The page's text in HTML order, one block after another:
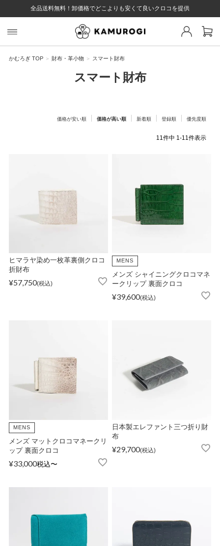
全品送料無料！卸価格でどこよりも安くて良いクロコを提供
ト 様
マイページ お気に入り カート
ッグ
布・革小物
ランド
OUTLET
ピックス
戻る
かむろぎ TOP 財布・革小物 スマート財布
スマート財布
価格が安い順 価格が高い順 新着順 登録順 優先度順
11件中 1-11件表示
ヒマラヤ染め一枚革裏側クロコ
折財布
¥57,750 税込
MENS
メンズ シャイニングクロコマネ
ークリップ 裏面クロコ
¥39,600 税込
MENS
メンズ マットクロコマネークリ
ップ 裏面クロコ
¥33,000税込〜
日本製エレファント三つ折り財
布
¥29,700 税込